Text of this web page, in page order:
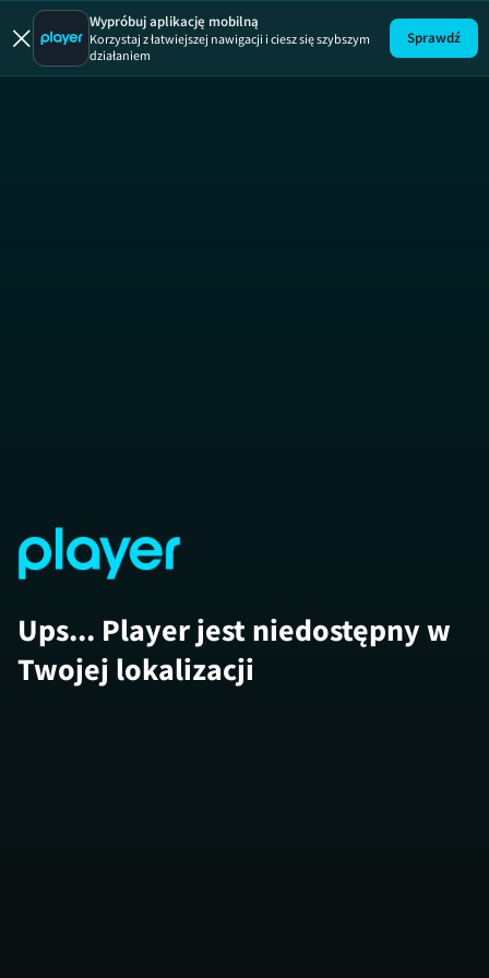
Wypróbuj aplikację mobilną
Korzystaj z łatwiejszej nawigacji i ciesz się szybszym
działaniem
Sprawdź
Ups... Player jest niedostępny w
Twojej lokalizacji